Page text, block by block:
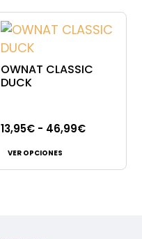
hasta
45,99€
variantes.
Las
se
la
de
OWNAT CLASSIC
DUCK
13,95€ - 46,99€Rango
precios:
VER OPCIONES
producto